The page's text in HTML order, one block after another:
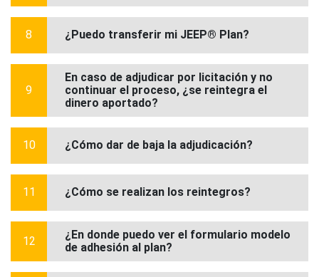
8 ¿Puedo transferir mi JEEP® Plan?
9
En caso de adjudicar por licitación y no
continuar el proceso, ¿se reintegra el
dinero aportado?
10 ¿Cómo dar de baja la adjudicación?
11 ¿Cómo se realizan los reintegros?
12
¿En donde puedo ver el formulario modelo
de adhesión al plan?